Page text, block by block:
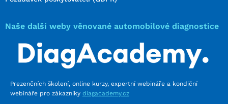
Naše další weby věnované automobilové diagnostice
Prezenčních školení, online kurzy, expertní webináře a kondiční
webináře pro zákazníky diagacademy.cz